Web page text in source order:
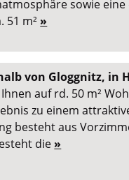
sowie
51 m² »
von Gloggnitz, in
auf rd. 50 m²
zu einem
besteht aus
die »